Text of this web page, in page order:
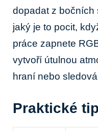
dopadat z bočních
jaký je to pocit,
práce zapnete
vytvoří útulnou
hraní nebo
Praktické